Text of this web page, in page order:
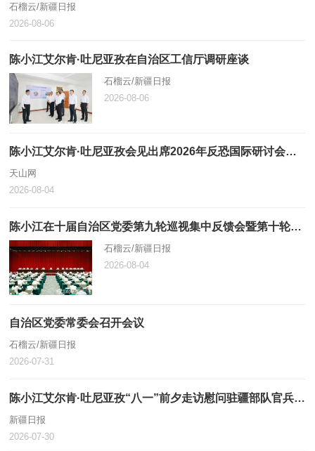
石榴云/新疆日报
2026-08-06
陈小江艾尔肯·吐尼亚孜在自治区工信厅调研座谈
石榴云/新疆日报
2026-08-06
陈小江艾尔肯·吐尼亚孜会见出席2026年反恐国际研讨会中外嘉宾
天山网
2026-08-04
陈小江在十届自治区党委第九轮巡视集中反馈会暨第十轮巡视动员部署会上强调 不断提高巡视的震慑力穿透力推动力 为建设社会主义现代化新疆提供坚强政治保障
石榴云/新疆日报
2026-08-04
自治区党委常委会召开会议
石榴云/新疆日报
2026-07-31
陈小江艾尔肯·吐尼亚孜“八一”前夕走访慰问驻疆部队官兵和优抚对象
新疆日报
2026-07-30